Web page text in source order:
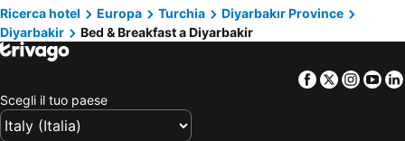
Ricerca hotel Europa Turchia
Diyarbakır Province
Diyarbakir
Bed & Breakfast a Diyarbakir
Facebook
Twitter
Scegli il tuo paese